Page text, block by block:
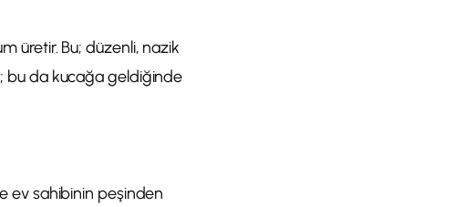
üretir. Bu; düzenli, nazik
bu da kucağa geldiğinde
ev sahibinin peşinden